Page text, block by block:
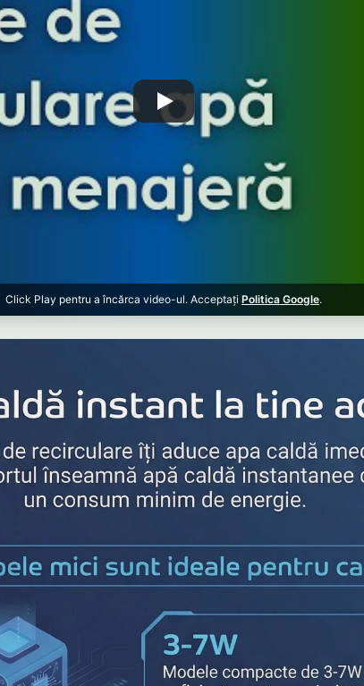
Click Play pentru a încărca video-ul. Acceptați Politica Google.